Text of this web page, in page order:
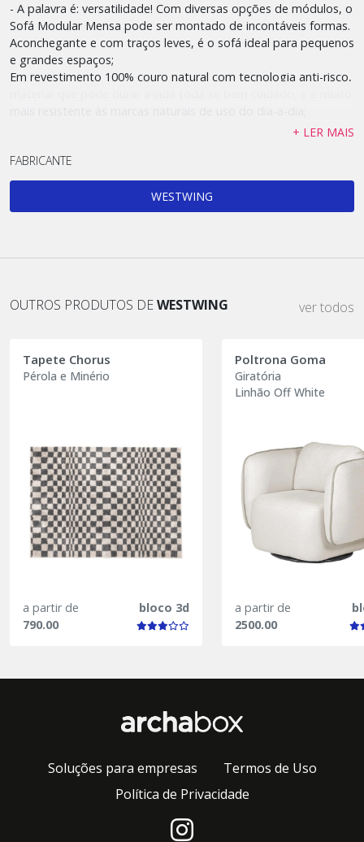
- A palavra é: versatilidade! Com diversas opções de módulos, o
Sofá Modular Mensa pode ser montado de incontáveis formas.
Aconchegante e com traços leves, é o sofá ideal para pequenos
e grandes espaços;
Em revestimento 100% couro natural com tecnologia anti-risco,
+ LER MAIS
FABRICANTE
WESTWING
OUTROS PRODUTOS DEWESTWING ver todos
Tapete Chorus
Pérola e Minério
a partir de
790.00
bloco 3d
Poltrona Goma
Giratória
Linhão Off White
a partir de
2500.00
Soluções para empresas
Termos de Uso
Política de Privacidade